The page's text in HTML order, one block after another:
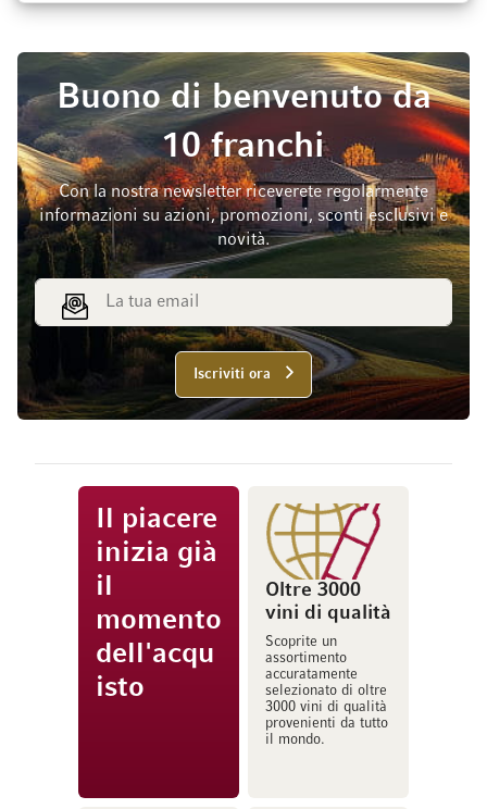
Buono di benvenuto da
10 franchi
Con la nostra newsletter riceverete regolarmente
informazioni su azioni, promozioni, sconti esclusivi e
novità.
Indirizzo email
Iscriviti ora
Il piacere
inizia già
il
momento
dell'acqu
isto
Oltre 3000
vini di qualità
Scoprite un
assortimento
accuratamente
selezionato di oltre
3000 vini di qualità
provenienti da tutto
il mondo.